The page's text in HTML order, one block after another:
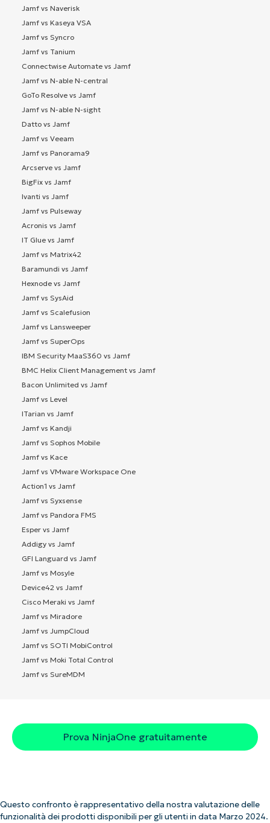
Jamf vs Naverisk
Jamf vs Kaseya VSA
Jamf vs Syncro
Jamf vs Tanium
Connectwise Automate vs Jamf
Jamf vs N-able N-central
GoTo Resolve vs Jamf
Jamf vs N-able N-sight
Datto vs Jamf
Jamf vs Veeam
Jamf vs Panorama9
Arcserve vs Jamf
BigFix vs Jamf
Ivanti vs Jamf
Jamf vs Pulseway
Acronis vs Jamf
IT Glue vs Jamf
Jamf vs Matrix42
Baramundi vs Jamf
Hexnode vs Jamf
Jamf vs SysAid
Jamf vs Scalefusion
Jamf vs Lansweeper
Jamf vs SuperOps
IBM Security MaaS360 vs Jamf
BMC Helix Client Management vs Jamf
Bacon Unlimited vs Jamf
Jamf vs Level
ITarian vs Jamf
Jamf vs Kandji
Jamf vs Sophos Mobile
Jamf vs Kace
Jamf vs VMware Workspace One
Action1 vs Jamf
Jamf vs Syxsense
Jamf vs Pandora FMS
Esper vs Jamf
Addigy vs Jamf
GFI Languard vs Jamf
Jamf vs Mosyle
Device42 vs Jamf
Cisco Meraki vs Jamf
Jamf vs Miradore
Jamf vs JumpCloud
Jamf vs SOTI MobiControl
Jamf vs Moki Total Control
Jamf vs SureMDM
Prova NinjaOne gratuitamente
Questo confronto è rappresentativo della nostra valutazione delle
funzionalità dei prodotti disponibili per gli utenti in data Marzo 2024.